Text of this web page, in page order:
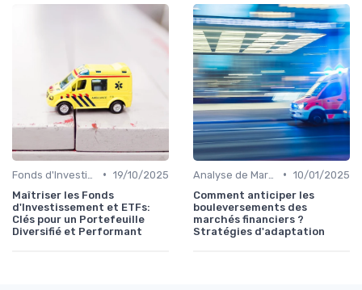
• 19/10/2025
Maîtriser les Fonds
d'Investissement et ETFs:
Clés pour un Portefeuille
Diversifié et Performant
• 10/01/2025
Comment anticiper les
bouleversements des
marchés financiers ?
Stratégies d'adaptation